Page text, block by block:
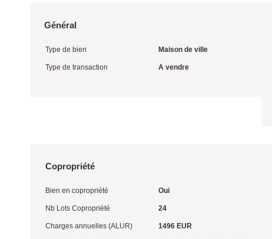
Général
Type de bien Maison de ville
Type de transaction A vendre
Copropriété
Bien en copropriété Oui
Nb Lots Copropriété 24
Charges annuelles (ALUR) 1496 EUR